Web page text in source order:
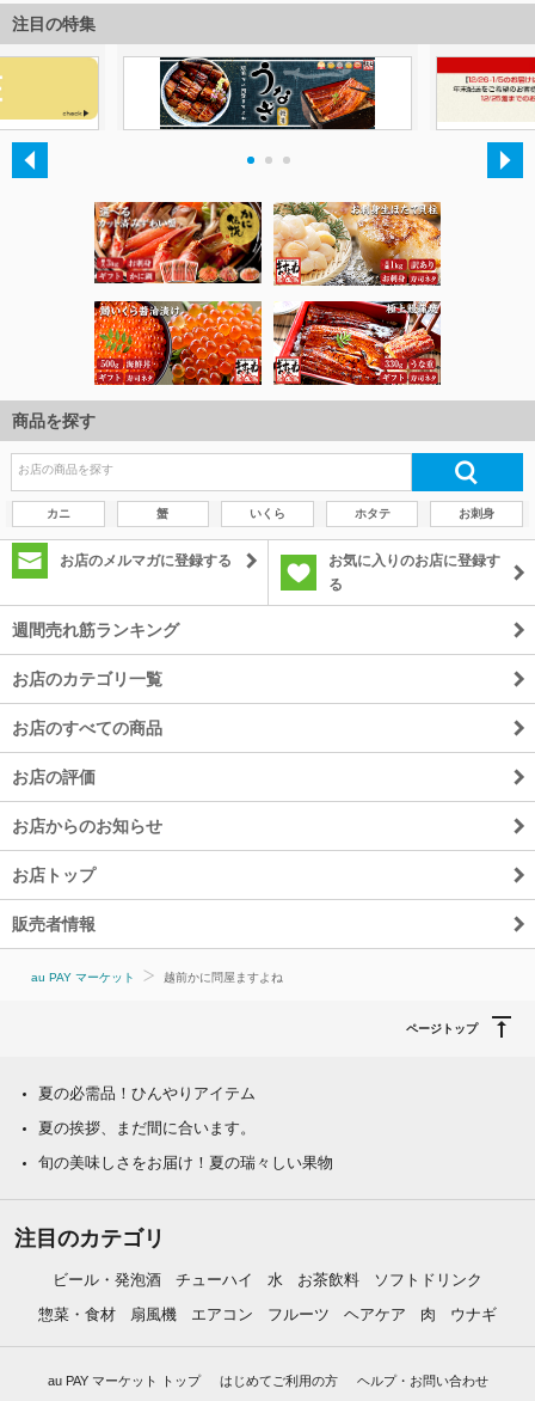
注目の特集
商品を探す
カニ 蟹 いくら ホタテ お刺身
お店のメルマガに登録する
お気に入りのお店に登録す
る
週間売れ筋ランキング
お店のカテゴリ一覧
お店のすべての商品
お店の評価
お店からのお知らせ
お店トップ
販売者情報
au PAY マーケット 越前かに問屋ますよね
ページトップ
夏の必需品！ひんやりアイテム
夏の挨拶、まだ間に合います。
旬の美味しさをお届け！夏の瑞々しい果物
注目のカテゴリ
ビール・発泡酒 チューハイ 水 お茶飲料
ソフトドリンク
惣菜・食材
扇風機 エアコン フルーツ ヘアケア 肉 ウナギ
au PAY マーケット トップ はじめてご利用の方 ヘルプ・お問い合わせ